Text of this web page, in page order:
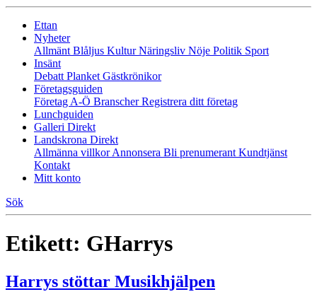
Ettan
Nyheter
Allmänt Blåljus KulturNäringsliv Nöje Politik Sport
Insänt
Debatt Planket Gästkrönikor
Företagsguiden
Företag A-Ö BranscherRegistrera ditt företag
Lunchguiden
Galleri Direkt
Landskrona Direkt
Allmänna villkorAnnonsera Bli prenumerant Kundtjänst
Kontakt
Mitt konto
Sök
Etikett: GHarrys
Harrys stöttar Musikhjälpen